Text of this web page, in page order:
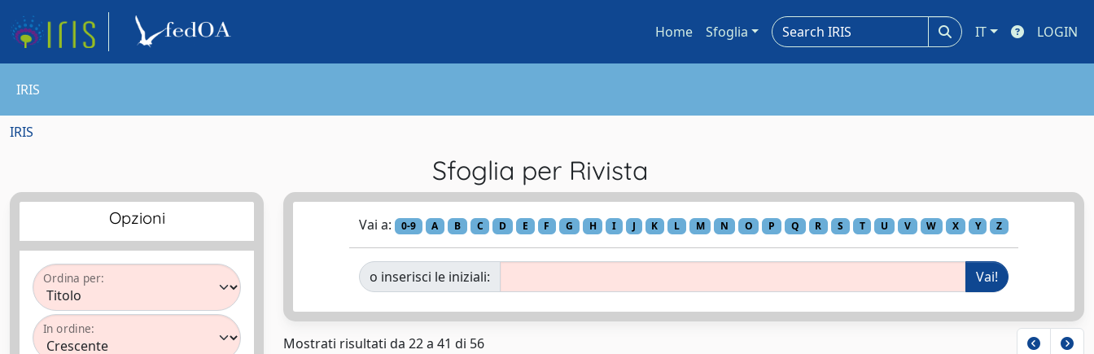
Home Sfoglia IT LOGIN
IRIS
IRIS
Sfoglia per Rivista
Opzioni
Ordina per:
In ordine:
Vai a: 0-9 A B C D E F G H I J K L M N O P Q R S T U V W X Y Z
o inserisci le iniziali:
Mostrati risultati da 22 a 41 di 56